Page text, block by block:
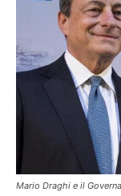
Mario Draghi e il